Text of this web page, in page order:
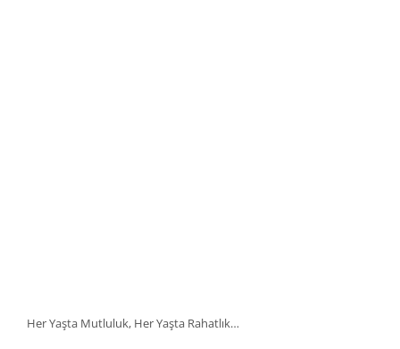
Her Yaşta Mutluluk, Her Yaşta Rahatlık…